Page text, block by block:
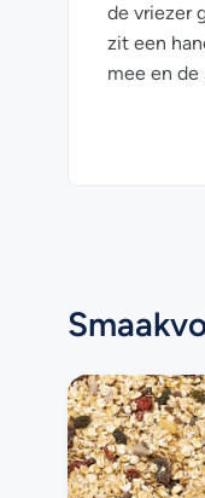
de vriezer
zit een
mee en de